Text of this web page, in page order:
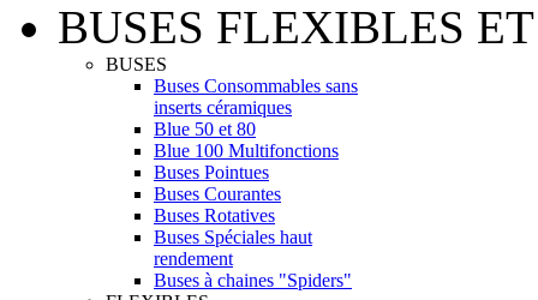
BUSES FLEXIBLES
BUSES
Buses Consommables sans
inserts céramiques
Blue 50 et 80
Blue 100 Multifonctions
Buses Pointues
Buses Courantes
Buses Rotatives
Buses Spéciales haut
rendement
Buses à chaines "Spiders"